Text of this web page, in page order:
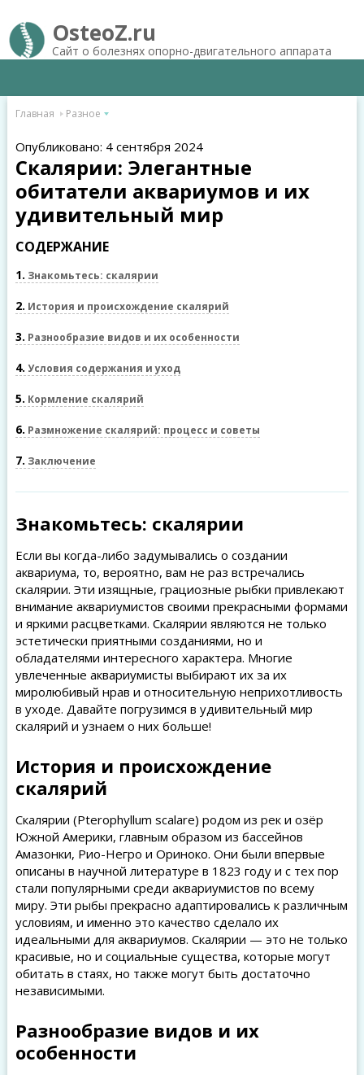
OsteoZ.ru
Сайт о болезнях опорно-двигательного аппарата
Главная Разное
Опубликовано: 4 сентября 2024
Скалярии: Элегантные
обитатели аквариумов и их
удивительный мир
СОДЕРЖАНИЕ
1 Знакомьтесь: скалярии
2 История и происхождение скалярий
3 Разнообразие видов и их особенности
4 Условия содержания и уход
5 Кормление скалярий
6 Размножение скалярий: процесс и советы
7 Заключение
Знакомьтесь: скалярии
Если вы когда-либо задумывались о создании
аквариума, то, вероятно, вам не раз встречались
скалярии. Эти изящные, грациозные рыбки привлекают
внимание аквариумистов своими прекрасными формами
и яркими расцветками. Скалярии являются не только
эстетически приятными созданиями, но и
обладателями интересного характера. Многие
увлеченные аквариумисты выбирают их за их
миролюбивый нрав и относительную неприхотливость
в уходе. Давайте погрузимся в удивительный мир
скалярий и узнаем о них больше!
История и происхождение
скалярий
Скалярии (Pterophyllum scalare) родом из рек и озёр
Южной Америки, главным образом из бассейнов
Амазонки, Рио-Негро и Ориноко. Они были впервые
описаны в научной литературе в 1823 году и с тех пор
стали популярными среди аквариумистов по всему
миру. Эти рыбы прекрасно адаптировались к различным
условиям, и именно это качество сделало их
идеальными для аквариумов. Скалярии — это не только
красивые, но и социальные существа, которые могут
обитать в стаях, но также могут быть достаточно
независимыми.
Разнообразие видов и их
особенности